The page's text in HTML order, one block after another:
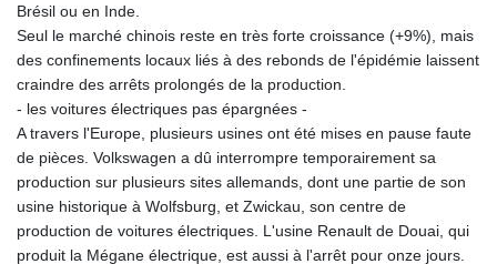
Brésil ou en Inde.
Seul le marché chinois reste en très forte croissance (+9%), mais
des confinements locaux liés à des rebonds de l'épidémie laissent
craindre des arrêts prolongés de la production.
- les voitures électriques pas épargnées -
A travers l'Europe, plusieurs usines ont été mises en pause faute
de pièces. Volkswagen a dû interrompre temporairement sa
production sur plusieurs sites allemands, dont une partie de son
usine historique à Wolfsburg, et Zwickau, son centre de
production de voitures électriques. L'usine Renault de Douai, qui
produit la Mégane électrique, est aussi à l'arrêt pour onze jours.